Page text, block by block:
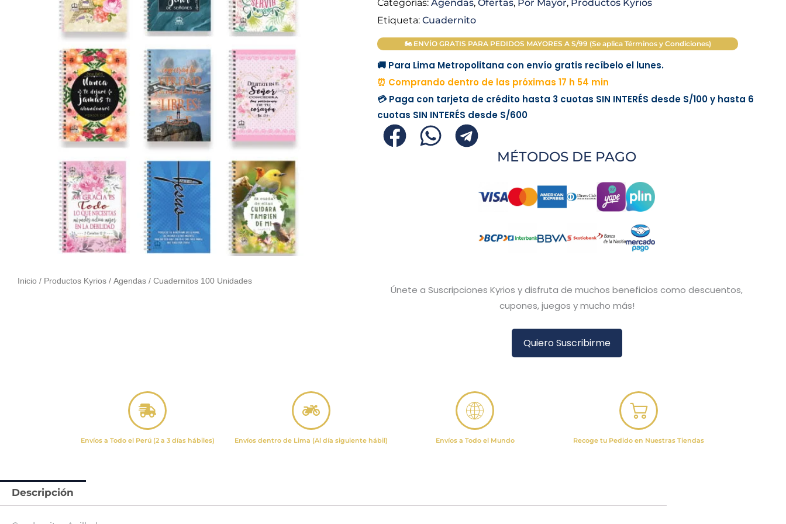
Inicio / Productos Kyrios / Agendas / Cuadernitos 100 Unidades
was:
S/ 700.00.
is:
S/ 500.00.
Categorías: Agendas, Ofertas, Por Mayor, Productos Kyrios
Etiqueta: Cuadernito
🏍 ENVÍO GRATIS PARA PEDIDOS MAYORES A S/99 (Se aplica Términos y Condiciones)
🚚 Para Lima Metropolitana con envío gratis recíbelo el lunes.
⏰ Comprando dentro de las próximas 17 h 54 min
💳 Paga con tarjeta de crédito hasta 3 cuotas SIN INTERÉS desde S/100y hasta 6
cuotas SIN INTERÉS desde S/600
MÉTODOS DE PAGO
Únete a Suscripciones Kyrios y disfruta de muchos beneficios como descuentos,
cupones, juegos y mucho más!
Quiero Suscribirme
Envíos a Todo el Perú (2 a 3 días hábiles) Envíos dentro de Lima (Al día siguiente hábil) Envíos a Todo el Mundo Recoge tu Pedido en Nuestras Tiendas
Descripción